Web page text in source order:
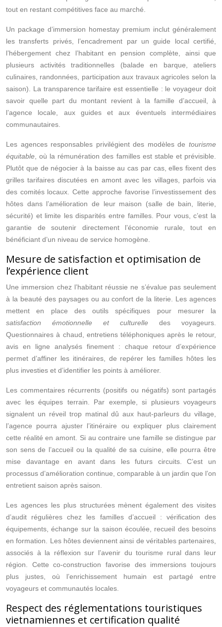
tout en restant compétitives face au marché.
Un package d’immersion homestay premium inclut généralement
les transferts privés, l’encadrement par un guide local certifié,
l’hébergement chez l’habitant en pension complète, ainsi que
plusieurs activités traditionnelles (balade en barque, ateliers
culinaires, randonnées, participation aux travaux agricoles selon la
saison). La transparence tarifaire est essentielle : le voyageur doit
savoir quelle part du montant revient à la famille d’accueil, à
l’agence locale, aux guides et aux éventuels intermédiaires
communautaires.
Les agences responsables privilégient des modèles de tourisme
équitable , où la rémunération des familles est stable et prévisible.
Plutôt que de négocier à la baisse au cas par cas, elles fixent des
grilles tarifaires discutées en amont avec les villages, parfois via
des comités locaux. Cette approche favorise l’investissement des
hôtes dans l’amélioration de leur maison (salle de bain, literie,
sécurité) et limite les disparités entre familles. Pour vous, c’est la
garantie de soutenir directement l’économie rurale, tout en
bénéficiant d’un niveau de service homogène.
Mesure de satisfaction et optimisation de
l’expérience client
Une immersion chez l’habitant réussie ne s’évalue pas seulement
à la beauté des paysages ou au confort de la literie. Les agences
mettent en place des outils spécifiques pour mesurer la
satisfaction émotionnelle et culturelle des voyageurs.
Questionnaires à chaud, entretiens téléphoniques après le retour,
avis en ligne analysés finement : chaque retour d’expérience
permet d’affiner les itinéraires, de repérer les familles hôtes les
plus investies et d’identifier les points à améliorer.
Les commentaires récurrents (positifs ou négatifs) sont partagés
avec les équipes terrain. Par exemple, si plusieurs voyageurs
signalent un réveil trop matinal dû aux haut‑parleurs du village,
l’agence pourra ajuster l’itinéraire ou expliquer plus clairement
cette réalité en amont. Si au contraire une famille se distingue par
son sens de l’accueil ou la qualité de sa cuisine, elle pourra être
mise davantage en avant dans les futurs circuits. C’est un
processus d’amélioration continue, comparable à un jardin que l’on
entretient saison après saison.
Les agences les plus structurées mènent également des visites
d’audit régulières chez les familles d’accueil : vérification des
équipements, échange sur la saison écoulée, recueil des besoins
en formation. Les hôtes deviennent ainsi de véritables partenaires,
associés à la réflexion sur l’avenir du tourisme rural dans leur
région. Cette co‑construction favorise des immersions toujours
plus justes, où l’enrichissement humain est partagé entre
voyageurs et communautés locales.
Respect des réglementations touristiques
vietnamiennes et certification qualité